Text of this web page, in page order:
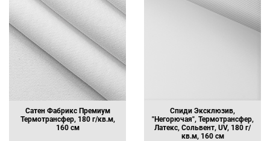
Сатен Фабрикс Премиум
Термотрансфер, 180 г/кв.м,
160 см
Спиди Эксклюзив,
"Негорючая", Термотрансфер,
Латекс, Сольвент, UV, 180 г/
кв.м, 160 см